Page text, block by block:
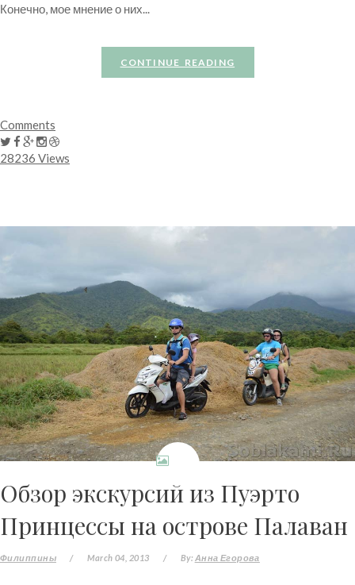
Конечно, мое мнение о них...
CONTINUE READING
Comments
28236 Views
Обзор экскурсий из Пуэрто
Принцессы на острове Палаван
Филиппины / March 04, 2013 / By: Анна Егорова